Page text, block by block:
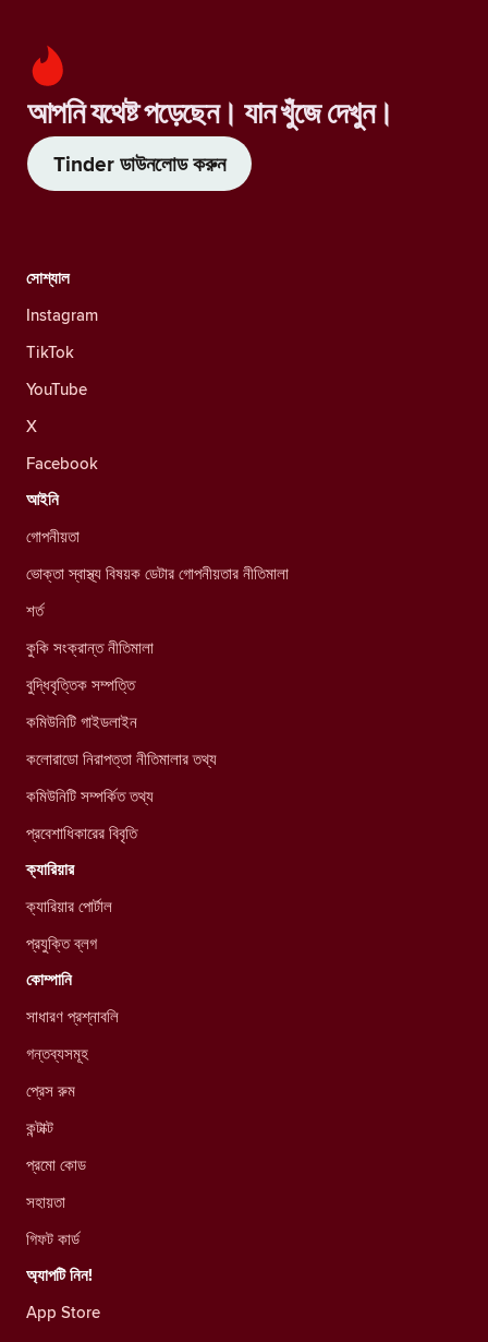
আপনি যথেষ্ট পড়েছেন। যান খুঁজে দেখুন।
Tinder ডাউনলোড করুন
সোশ্যাল
Instagram
TikTok
YouTube
X
Facebook
আইনি
গোপনীয়তা
ভোক্তা স্বাস্থ্য বিষয়ক ডেটার গোপনীয়তার নীতিমালা
শর্ত
কুকি সংক্রান্ত নীতিমালা
বুদ্ধিবৃত্তিক সম্পত্তি
কমিউনিটি গাইডলাইন
কলোরাডো নিরাপত্তা নীতিমালার তথ্য
কমিউনিটি সম্পর্কিত তথ্য
প্রবেশাধিকারের বিবৃতি
ক্যারিয়ার
ক্যারিয়ার পোর্টাল
প্রযুক্তি ব্লগ
কোম্পানি
সাধারণ প্রশ্নাবলি
গন্তব্যসমূহ
প্রেস রুম
কন্টাক্ট
প্রমো কোড
সহায়তা
গিফট কার্ড
অ্যাপটি নিন!
App Store